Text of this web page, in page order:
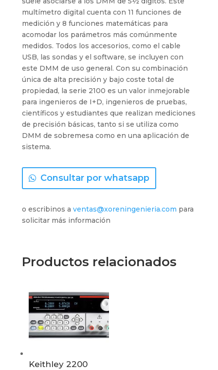
multímetro digital cuenta con 11 funciones de
medición y 8 funciones matemáticas para
acomodar los parámetros más comúnmente
medidos. Todos los accesorios, como el cable
USB, las sondas y el software, se incluyen con
este DMM de uso general. Con su combinación
única de alta precisión y bajo coste total de
propiedad, la serie 2100 es un valor inmejorable
para ingenieros de I+D, ingenieros de pruebas,
científicos y estudiantes que realizan mediciones
de precisión básicas, tanto si se utiliza como
DMM de sobremesa como en una aplicación de
sistema.
Consultar por whatsapp
o escribinos a ventas@xoreningenieria.com para
solicitar más información
Productos relacionados
Keithley 2200